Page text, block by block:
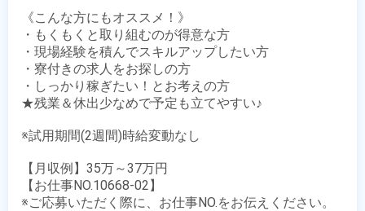
《こんな方にもオススメ！》
・もくもくと取り組むのが得意な方
・現場経験を積んでスキルアップしたい方
・寮付きの求人をお探しの方
・しっかり稼ぎたい！とお考えの方
★残業＆休出少なめで予定も立てやすい♪
※試用期間(2週間)時給変動なし
【月収例】35万～37万円
【お仕事NO.10668-02】
※ご応募いただく際に、お仕事NO.をお伝えください。